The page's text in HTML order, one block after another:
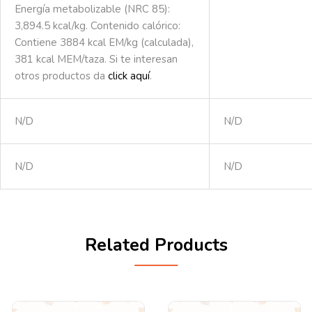
Energía metabolizable (NRC 85):
3,894.5 kcal/kg. Contenido calórico:
Contiene 3884 kcal EM/kg (calculada),
381 kcal MEM/taza. Si te interesan
otros productos da click aquí.
N/D N/D
N/D N/D
Related Products